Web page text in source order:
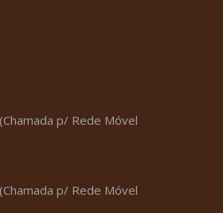
p/ Rede Móvel
p/ Rede Móvel